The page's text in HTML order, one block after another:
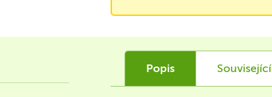
Popis Související